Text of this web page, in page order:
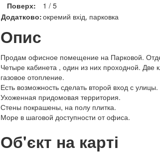
Поверх:
1 / 5
Додатково:окремий вхід, парковка
Опис
Продам офисное помещение на Парковой.
Четыре кабинета , один из них проходной. Две
газовое отопление.
Есть возможность сделать второй вход с улицы.
Ухоженная придомовая территория.
Стены покрашены, на полу плитка.
Море в шаговой доступности от офиса.
Об'єкт на карті